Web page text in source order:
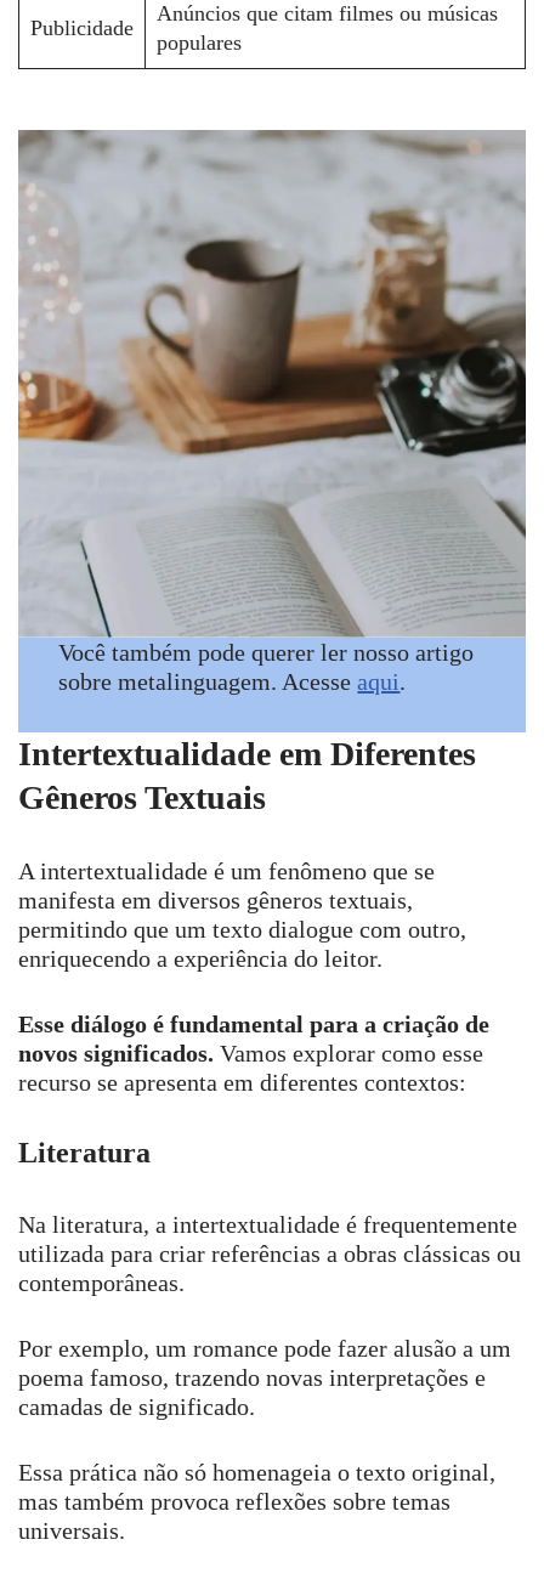
Publicidade
Anúncios que citam filmes ou músicas
populares
Você também pode querer ler nosso artigo
sobre metalinguagem. Acesseaqui.
Intertextualidade em Diferentes
Gêneros Textuais
A intertextualidade é um fenômeno que se
manifesta em diversos gêneros textuais,
permitindo que um texto dialogue com outro,
enriquecendo a experiência do leitor.
Esse diálogo é fundamental para a criação de
novos significados. Vamos explorar como esse
recurso se apresenta em diferentes contextos:
Literatura
Na literatura, a intertextualidade é frequentemente
utilizada para criar referências a obras clássicas ou
contemporâneas.
Por exemplo, um romance pode fazer alusão a um
poema famoso, trazendo novas interpretações e
camadas de significado.
Essa prática não só homenageia o texto original,
mas também provoca reflexões sobre temas
universais.